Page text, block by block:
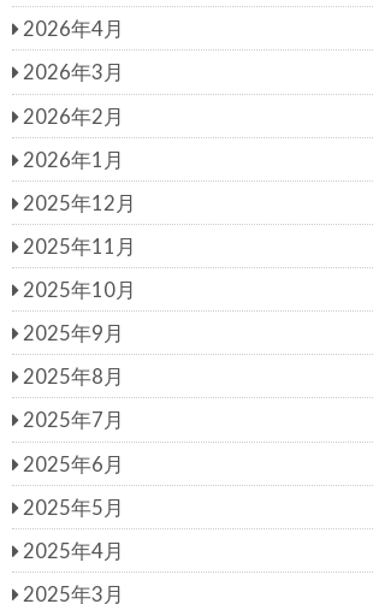
2026年4月
2026年3月
2026年2月
2026年1月
2025年12月
2025年11月
2025年10月
2025年9月
2025年8月
2025年7月
2025年6月
2025年5月
2025年4月
2025年3月